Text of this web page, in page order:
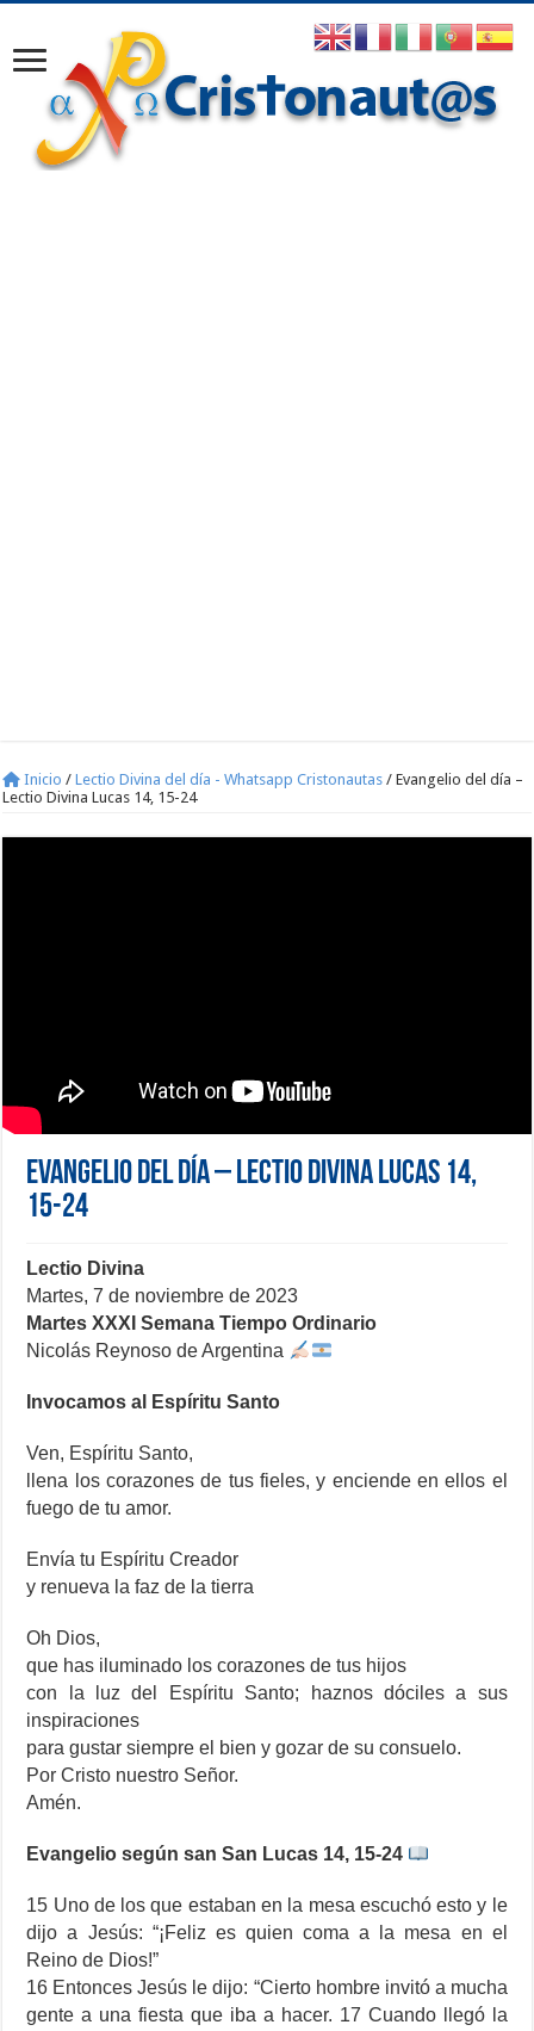
Inicio / Lectio Divina del día - Whatsapp Cristonautas / Evangelio del día –
Lectio Divina Lucas 14, 15-24
Evangelio del día – Lectio Divina Lucas 14,
15-24
Lectio Divina
Martes, 7 de noviembre de 2023
Martes XXXI Semana Tiempo Ordinario
Nicolás Reynoso de Argentina
Invocamos al Espíritu Santo
Ven, Espíritu Santo,
llena los corazones de tus fieles, y enciende en ellos el
fuego de tu amor.
Envía tu Espíritu Creador
y renueva la faz de la tierra
Oh Dios,
que has iluminado los corazones de tus hijos
con la luz del Espíritu Santo; haznos dóciles a sus
inspiraciones
para gustar siempre el bien y gozar de su consuelo.
Por Cristo nuestro Señor.
Amén.
Evangelio según san San Lucas 14, 15-24
15 Uno de los que estaban en la mesa escuchó esto y le
dijo a Jesús: “¡Feliz es quien coma a la mesa en el
Reino de Dios!”
16 Entonces Jesús le dijo: “Cierto hombre invitó a mucha
gente a una fiesta que iba a hacer. 17 Cuando llegó la